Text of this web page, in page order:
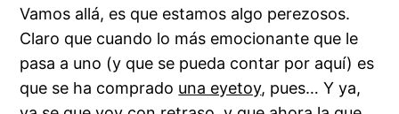
Vamos allá, es que estamos algo perezosos.
Claro que cuando lo más emocionante que le
pasa a uno (y que se pueda contar por aquí) es
que se ha comprado una eyetoy, pues… Y ya,